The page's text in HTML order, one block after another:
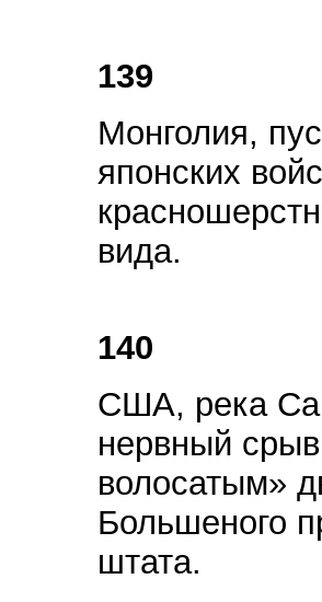
139
Монголия,
японских
вида.
140
США, река
нервный
волосатым»
Большеного
штата.